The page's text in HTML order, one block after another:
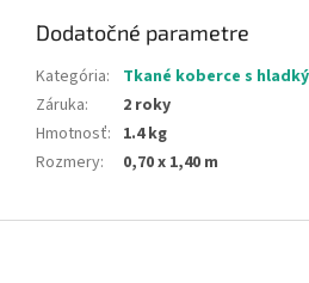
Dodatočné parametre
Kategória:
Tkané koberce s
Záruka:
2 roky
Hmotnosť: 1.4 kg
Rozmery: 0,70 x 1,40 m